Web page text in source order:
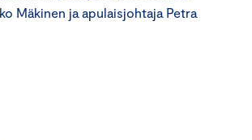
Mäkinen ja apulaisjohtaja Petra